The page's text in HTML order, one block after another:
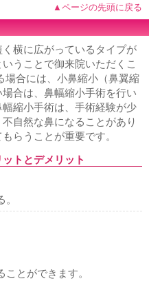
▲ページの先頭に戻る
横に広がっているタイプが
うことで御来院いただくこ
場合には、小鼻縮小（鼻翼縮
合は、鼻幅縮小手術を行い
縮小手術は、手術経験が少
自然な鼻になることがあり
らうことが重要です。
トとデメリット
とができます。